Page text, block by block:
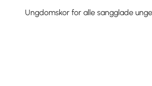
Ungdomskor for alle sangglade